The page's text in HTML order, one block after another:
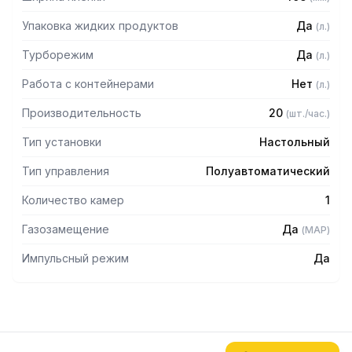
места для крупногабаритных продуктов
– Размеры камеры: 428х511х190 мм
Комплектация:
– 80 упаковок по 20 штук пакетов для вакуумирования
– Масло для помпы
Упаковка жидких продуктов Да (л.)
Турборежим Да (л.)
Работа с контейнерами Нет (л.)
Производительность 20 (шт./час.)
Тип установки Настольный
Тип управления Полуавтоматический
Количество камер 1
Газозамещение Да (MAP)
Импульсный режим Да